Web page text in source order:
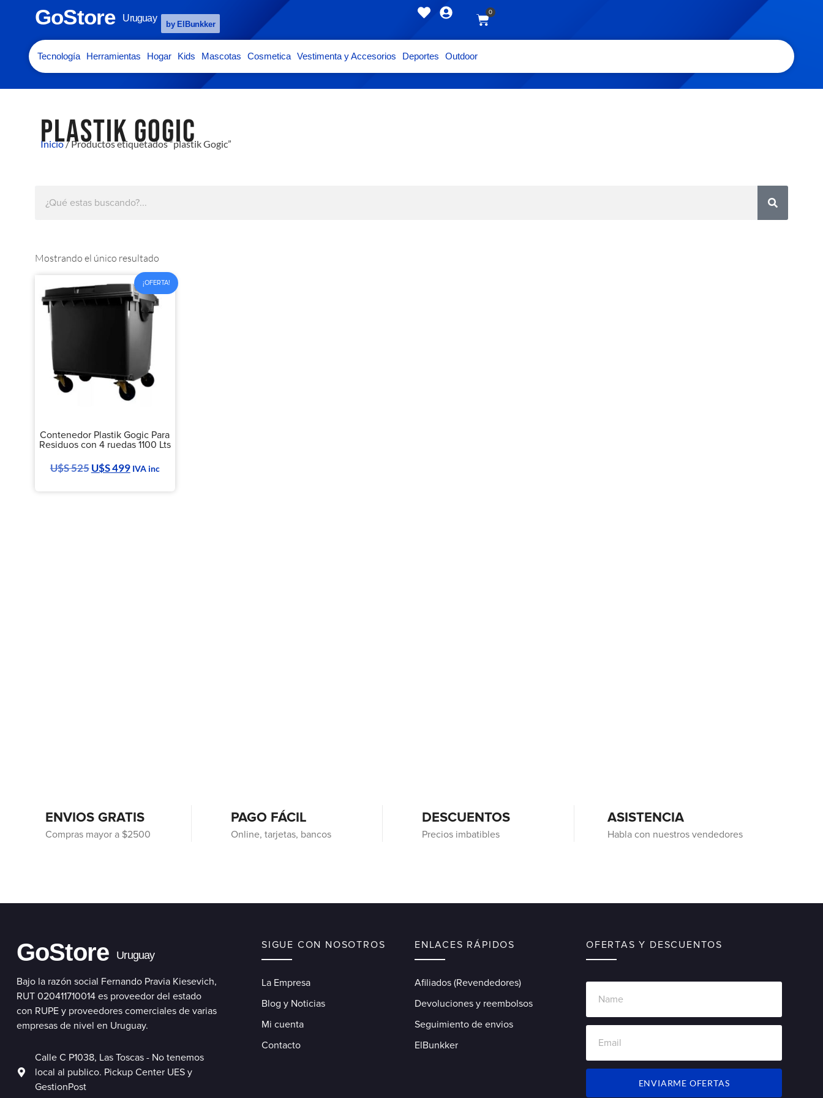
GoStore Uruguay
by ElBunkker
0
Tecnología Herramientas Hogar Kids Mascotas Cosmetica Vestimenta y Accesorios Deportes Outdoor
PLASTIK GOGIC
Inicio/ Productos etiquetados “plastik Gogic”
Mostrando el único resultado
¡OFERTA!
Contenedor Plastik Gogic Para
Residuos con 4 ruedas 1100 Lts
U$S525 U$S499 IVA inc
ENVIOS GRATIS
Compras mayor a $2500
PAGO FÁCIL
Online, tarjetas, bancos
DESCUENTOS
Precios imbatibles
ASISTENCIA
Habla con nuestros vendedores
GoStore Uruguay
Bajo la razón social Fernando Pravia Kiesevich,
RUT 020411710014 es proveedor del estado
con RUPE y proveedores comerciales de varias
empresas de nivel en Uruguay.
Calle C P1038, Las Toscas - No tenemos
local al publico. Pickup Center UES y
GestionPost
SIGUE CON NOSOTROS
La Empresa
Blog y Noticias
Mi cuenta
Contacto
ENLACES RÁPIDOS
Afiliados (Revendedores)
Devoluciones y reembolsos
Seguimiento de envios
ElBunkker
OFERTAS Y DESCUENTOS
ENVIARME OFERTAS